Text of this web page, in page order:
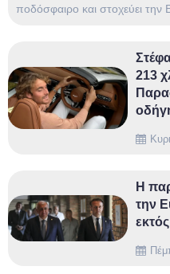
ποδόσφαιρο και στοχεύει
213
Η
την